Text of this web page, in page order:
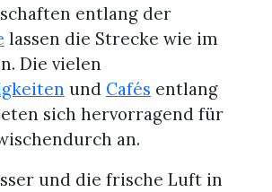
entlang der
lassen die Strecke wie im
Die vielen
und Cafés entlang
sich hervorragend für
an.
und die frische Luft in